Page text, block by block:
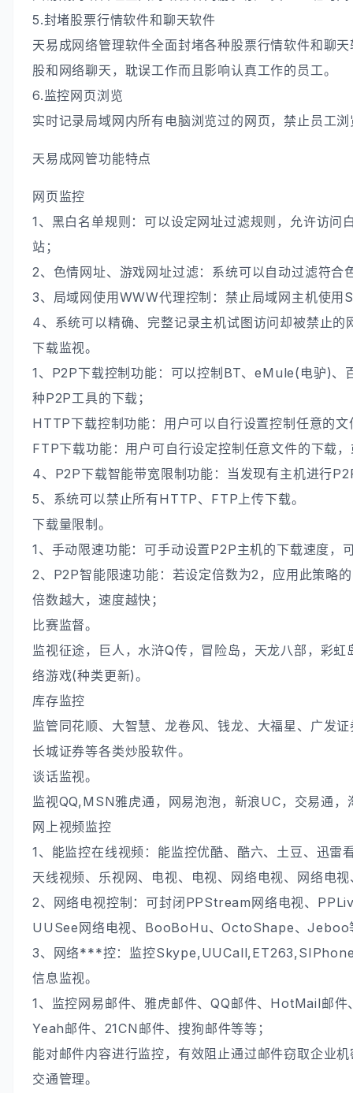
5.封堵股票行情软件和聊天软件
天易成网络管理软件全面封堵各种股票行情软件和聊
股和网络聊天，耽误工作而且影响认真工作的员工。
6.监控网页浏览
实时记录局域网内所有电脑浏览过的网页，禁止员工
天易成网管功能特点
网页监控
1、黑白名单规则：可以设定网址过滤规则，允许访问
站；
2、色情网址、游戏网址过滤：系统可以自动过滤符合
3、局域网使用WWW代理控制：禁止局域网主机使
4、系统可以精确、完整记录主机试图访问却被禁止的
下载监视。
1、P2P下载控制功能：可以控制BT、eMule(电驴)、
种P2P工具的下载；
HTTP下载控制功能：用户可以自行设置控制任意的
FTP下载功能：用户可自行设定控制任意文件的下载
4、P2P下载智能带宽限制功能：当发现有主机进行
5、系统可以禁止所有HTTP、FTP上传下载。
下载量限制。
1、手动限速功能：可手动设置P2P主机的下载速度，
2、P2P智能限速功能：若设定倍数为2，应用此策略
倍数越大，速度越快；
比赛监督。
监视征途，巨人，水浒Q传，冒险岛，天龙八部，彩
络游戏(种类更新)。
库存监控
监管同花顺、大智慧、龙卷风、钱龙、大福星、广发
长城证券等各类炒股软件。
谈话监视。
监视QQ,MSN雅虎通，网易泡泡，新浪UC，交易通
网上视频监控
1、能监控在线视频：能监控优酷、酷六、土豆、迅雷
天线视频、乐视网、电视、电视、网络电视、网络电视
2、网络电视控制：可封闭PPStream网络电视、
UUSee网络电视、BooBoHu、OctoShape、Jeboo
3、网络***控：监控
信息监视。
1、监控网易邮件、雅虎邮件、QQ邮件、HotMail邮
Yeah邮件、21CN邮件、搜狗邮件等等；
能对邮件内容进行监控，有效阻止通过邮件窃取企业
交通管理。